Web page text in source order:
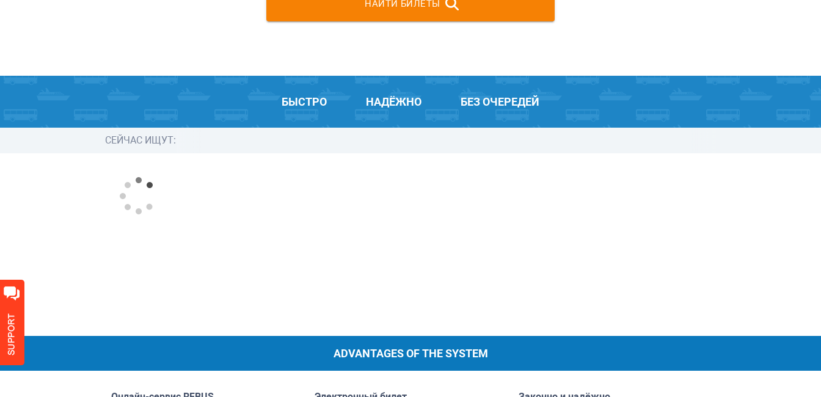
НАЙТИ БИЛЕТЫ
БЫСТРО НАДЁЖНО БЕЗ ОЧЕРЕДЕЙ
СЕЙЧАС ИЩУТ:
ADVANTAGES OF THE SYSTEM